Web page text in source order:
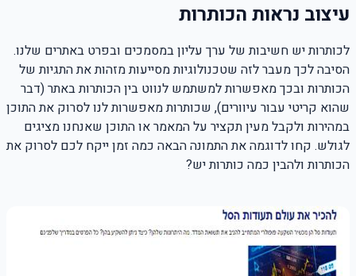
עיצוב נראות הכותרות
לכותרות יש חשיבות של ערך עליון במסמכים ובפרט באתרים שלנו.
הסיבה לכך מעבר לזה שטכנולוגיות מסייעות מזהות את התגיות של
הכותרות ובכך מאפשרות למשתמש לנווט בין הכותרות באתר (דבר
שהוא קריטי עבור עיוורים), שכותרות מאפשרות לנו לסרוק את התוכן
במהירות ולקבל מעין תקציר על המאמר או התוכן שאנחנו מציגים
לגולש. קחו לדוגמה את התמונה הבאה כמה זמן ייקח לכם לסרוק את
הכותרות ולהבין כמה כותרות יש?